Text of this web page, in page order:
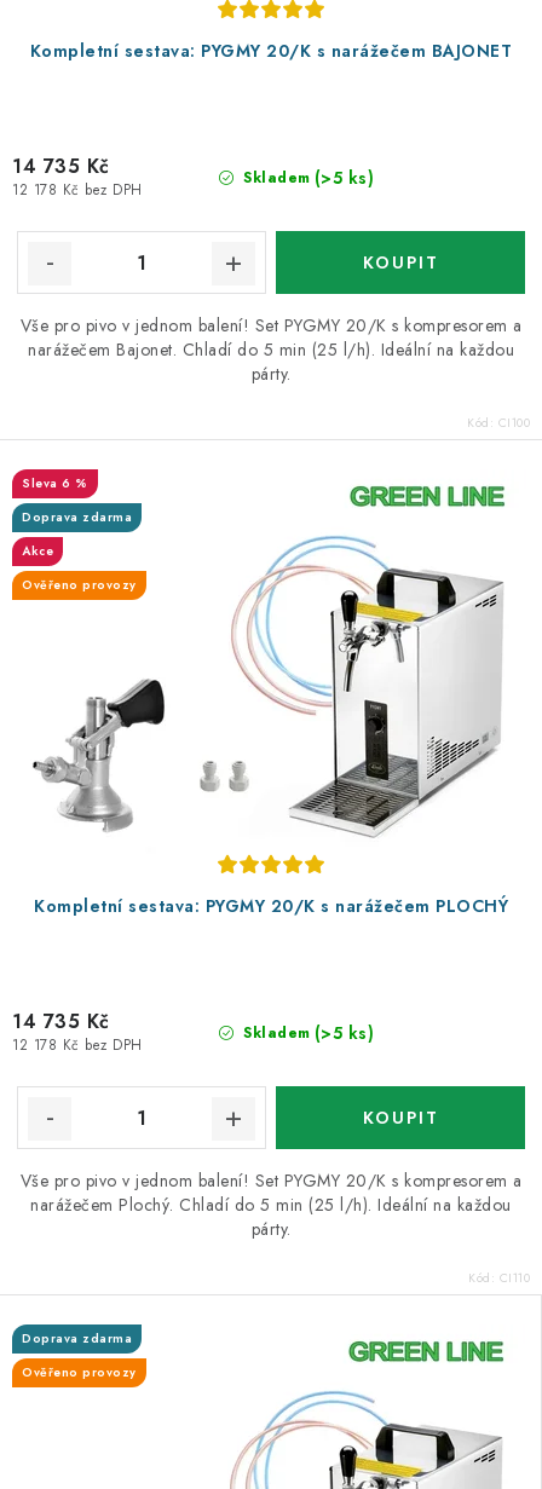
Kompletní sestava: PYGMY 20/K s narážečem BAJONET
Skladem (>5 ks)
12 178 Kč bez DPH
14 735 Kč
Vše pro pivo v jednom balení! Set PYGMY 20/K s kompresorem a
narážečem Bajonet. Chladí do 5 min (25 l/h). Ideální na každou
párty.
Kód: CI100
Kompletní sestava: PYGMY 20/K s narážečem PLOCHÝ
6 %
Doprava zdarma
Akce
Ověřeno provozy
Skladem (>5 ks)
12 178 Kč bez DPH
14 735 Kč
Vše pro pivo v jednom balení! Set PYGMY 20/K s kompresorem a
narážečem Plochý. Chladí do 5 min (25 l/h). Ideální na každou
párty.
Kód: CI110
Doprava zdarma
Ověřeno provozy